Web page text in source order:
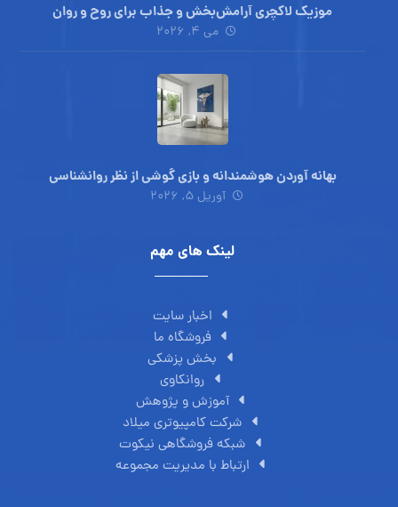
موزیک لاکچری آرامش‌بخش‌ و جذاب‌ برای روح و روان
می 4, 2026
بهانه آوردن هوشمندانه و بازی گوشی از نظر روانشناسی
آوریل 5, 2026
لینک های مهم
اخبار سایت
فروشگاه ما
بخش پزشکی
روانکاوی
آموزش و پژوهش
شرکت کامپیوتری میلاد
شبکه فروشگاهی نیکوت
ارتباط با مدیریت مجموعه